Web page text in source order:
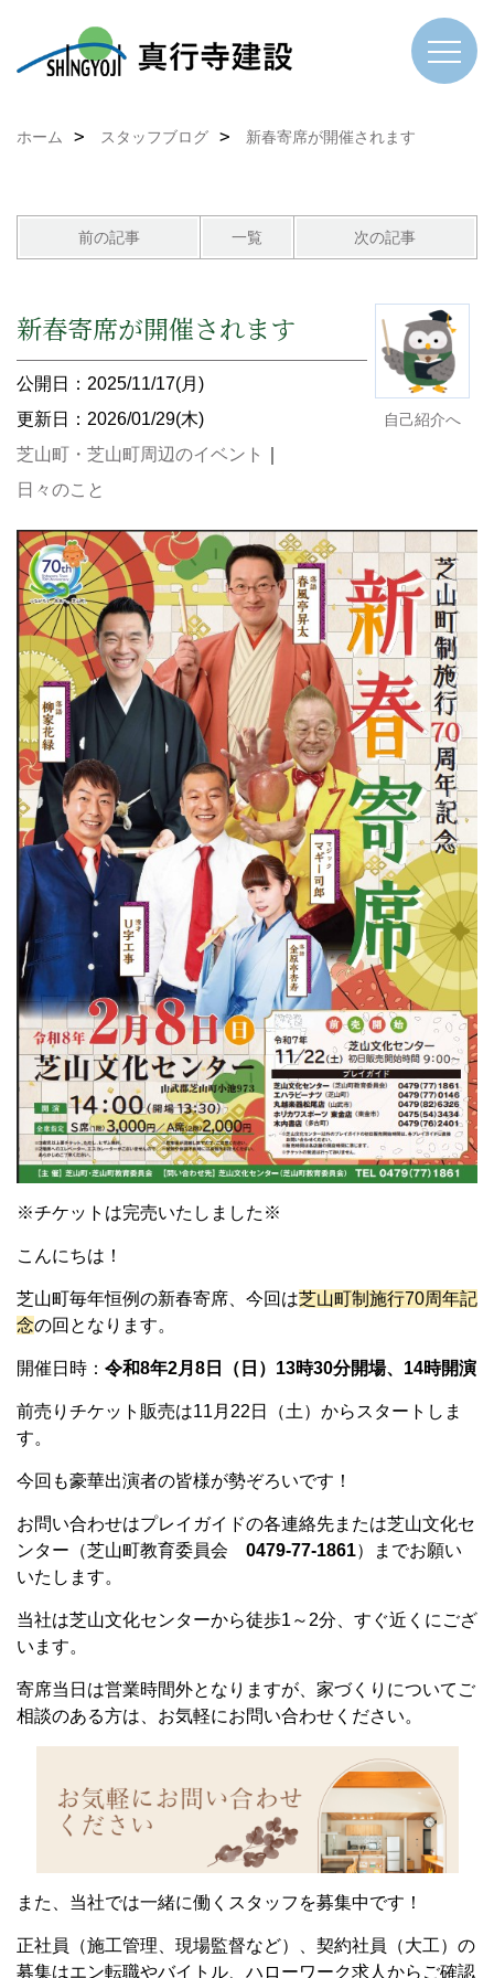
ホーム スタッフブログ 新春寄席が開催されます
前の記事 一覧 次の記事
自己紹介へ
新春寄席が開催されます
公開日：2025/11/17(月)
更新日：2026/01/29(木)
芝山町・芝山町周辺のイベント
日々のこと
※チケットは完売いたしました※
こんにちは！
芝山町毎年恒例の新春寄席、今回は芝山町制施行70周年記
念の回となります。
開催日時： 令和8年2月8日（日）13時30分開場、14時開演
前売りチケット販売は11月22日（土）からスタートしま
す。
今回も豪華出演者の皆様が勢ぞろいです！
お問い合わせはプレイガイドの各連絡先または芝山文化セ
ンター（芝山町教育委員会 0479-77-1861）までお願い
いたします。
当社は芝山文化センターから徒歩1～2分、すぐ近くにござ
います。
寄席当日は営業時間外となりますが、家づくりについてご
相談のある方は、お気軽にお問い合わせください。
また、当社では一緒に働くスタッフを募集中です！
正社員（施工管理、現場監督など）、契約社員（大工）の
募集はエン転職やバイトル、ハローワーク求人からご確認